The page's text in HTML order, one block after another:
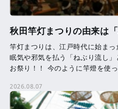
秋田竿灯まつりの由来は「
竿灯まつりは、江戸時代に始ま
眠気や邪気を払う「ねぶり流し
お祭り！！ 今のように竿燈を使
[…]
2026.08.07